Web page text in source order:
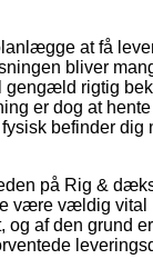
at få
bliver
gengæld rigtig
er dog at
befinder dig
på Rig &
være vældig vital
og af den grund